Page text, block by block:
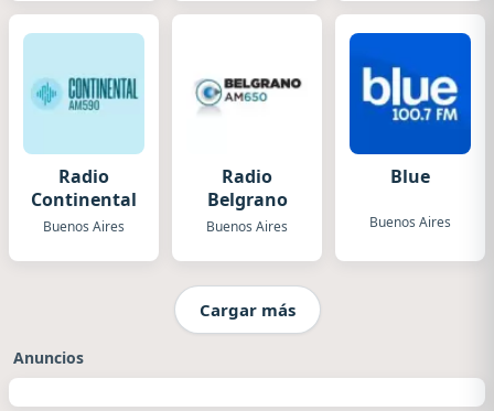
Radio
Continental
Buenos Aires
Radio
Belgrano
Buenos Aires
Blue
Buenos Aires
Cargar más
Anuncios